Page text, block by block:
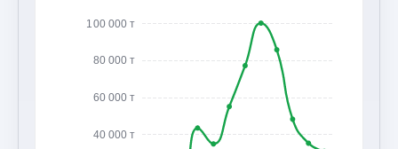
40 000 т
60 000 т
80 000 т
100 000 т